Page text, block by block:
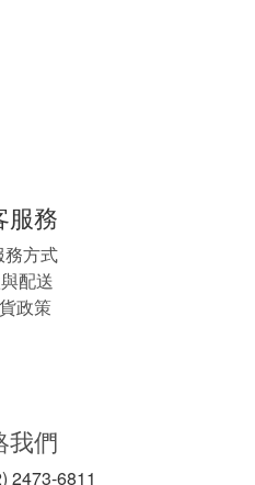
服務
務方式
配送
政策
我們
2473-6811